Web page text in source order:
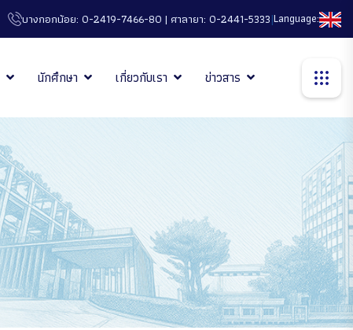
บางกอกน้อย: 0-2419-7466-80 | ศาลายา: 0-2441-5333|Language:
นักศึกษา เกี่ยวกับเรา ข่าวสาร